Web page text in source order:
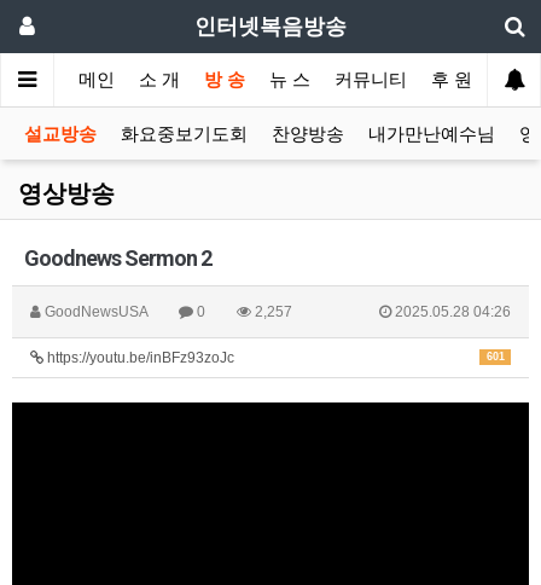
인터넷복음방송
메인 소 개 방 송 뉴 스 커뮤니티 후 원
설교방송 화요중보기도회 찬양방송 내가만난예수님
영상방송
Goodnews Sermon 2
GoodNewsUSA 0 2,257 2025.05.28 04:26
601
https://youtu.be/inBFz93zoJc